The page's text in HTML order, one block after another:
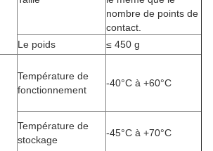
nombre de points de
contact.
Le poids
≤ 450 g
Température de
fonctionnement
-40°C à +60°C
Température de
stockage
-45°C à +70°C